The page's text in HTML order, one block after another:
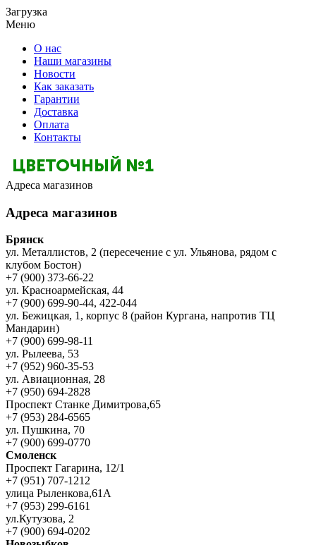
Загрузка
Меню
О нас
Наши магазины
Новости
Как заказать
Гарантии
Доставка
Оплата
Контакты
Адреса магазинов
Адреса магазинов
Брянск
ул. Металлистов, 2 (пересечение с ул. Ульянова, рядом с
клубом Бостон)
+7 (900) 373-66-22
ул. Красноармейская, 44
+7 (900) 699-90-44, 422-044
ул. Бежицкая, 1, корпус 8 (район Кургана, напротив ТЦ
Мандарин)
+7 (900) 699-98-11
ул. Рылеева, 53
+7 (952) 960-35-53
ул. Авиационная, 28
+7 (950) 694-2828
Проспект Станке Димитрова,65
+7 (953) 284-6565
ул. Пушкина, 70
+7 (900) 699-0770
Смоленск
Проспект Гагарина, 12/1
+7 (951) 707-1212
улица Рыленкова,61А
+7 (953) 299-6161
ул.Кутузова, 2
+7 (900) 694-0202